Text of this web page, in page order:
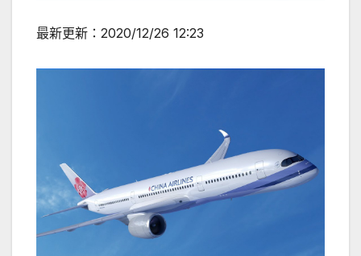
最新更新： 2020/12/26 12:23